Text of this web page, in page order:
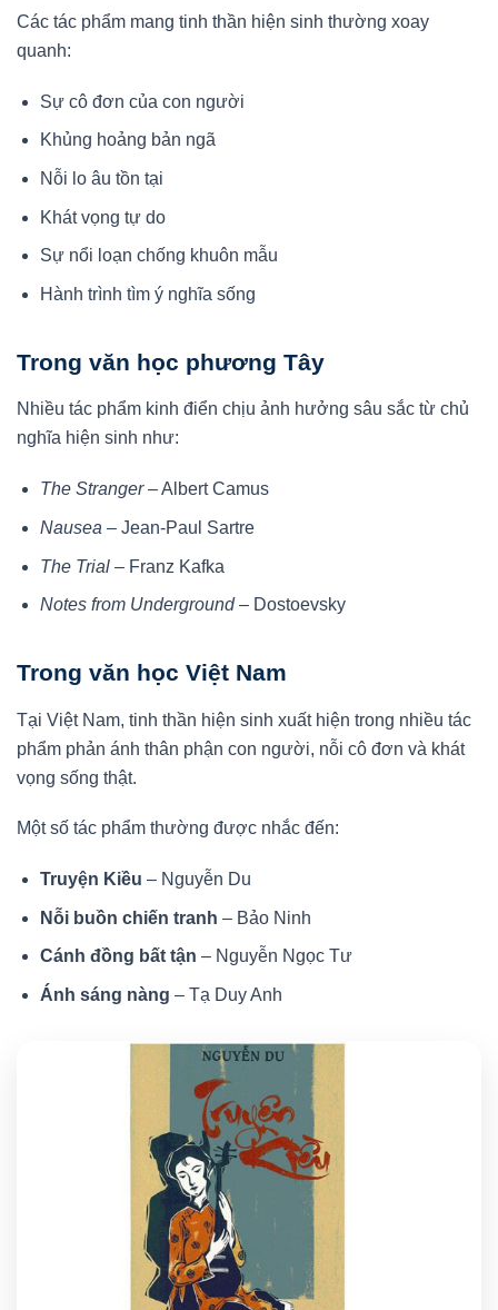
Các tác phẩm mang tinh thần hiện sinh thường xoay
quanh:
Sự cô đơn của con người
Khủng hoảng bản ngã
Nỗi lo âu tồn tại
Khát vọng tự do
Sự nổi loạn chống khuôn mẫu
Hành trình tìm ý nghĩa sống
Trong văn học phương Tây
Nhiều tác phẩm kinh điển chịu ảnh hưởng sâu sắc từ chủ
nghĩa hiện sinh như:
The Stranger– Albert Camus
Nausea – Jean-Paul Sartre
The Trial– Franz Kafka
Notes from Underground– Dostoevsky
Trong văn học Việt Nam
Tại Việt Nam, tinh thần hiện sinh xuất hiện trong nhiều tác
phẩm phản ánh thân phận con người, nỗi cô đơn và khát
vọng sống thật.
Một số tác phẩm thường được nhắc đến:
Truyện Kiều – Nguyễn Du
Nỗi buồn chiến tranh – Bảo Ninh
Cánh đồng bất tận – Nguyễn Ngọc Tư
Ánh sáng nàng – Tạ Duy Anh